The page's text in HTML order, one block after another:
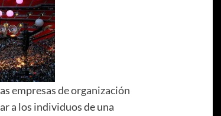
empresas de organización
a los individuos de una